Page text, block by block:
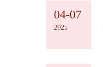
04-07
2025